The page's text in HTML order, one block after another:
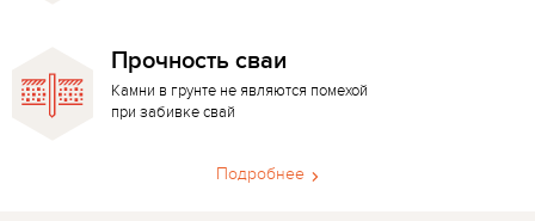
Прочность сваи
Камни в грунте не являются помехой
при забивке свай
Подробнее